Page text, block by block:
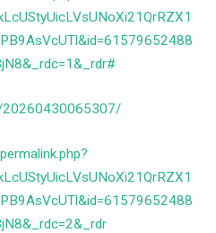
20260430065307/